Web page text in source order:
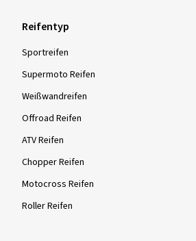
Reifentyp
Sportreifen
Supermoto Reifen
Weißwandreifen
Offroad Reifen
ATV Reifen
Chopper Reifen
Motocross Reifen
Roller Reifen